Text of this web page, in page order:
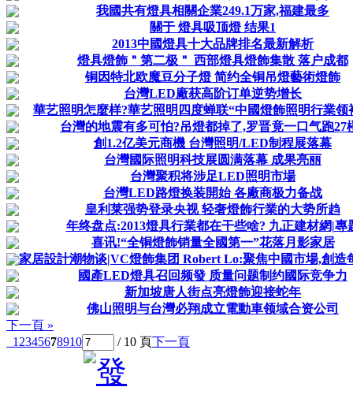
我國共有燈具相關企業249.1万家,福建最多
關于 燈具吸顶燈 结果1
2013中國燈具十大品牌排名最新解析
燈具燈飾＂第二极＂ 西部燈具燈飾集散 落户成都
铜因特北欧魔豆分子燈 简约全铜吊燈藝術燈飾
台灣LED廠获高阶订单逆势增长
華艺照明怎麼样?華艺照明四度蝉联“中國燈飾照明行業领
台灣的地震有多可怕?吊燈都掉了,罗晋竟一口气跑27
創1.2亿美元商機 台灣照明/LED制程展落幕
台灣國际照明科技展圆满落幕 成果亮丽
台灣聚积将涉足LED照明市場
台灣LED路燈换装開始 各廠商极力备战
皇利莱强势登录央视 轻奢燈飾行業的大势所趋
年终盘点:2013燈具行業都在干些啥? 九正建材網|專
喜讯!“全铜燈飾销量全國第一”花落月影家居
家居設計潮物谈|VC燈飾集团 Robert Lo:聚焦中國市場,創造
國產LED燈具召回频發 质量问题制约國际竞争力
新加坡唐人街点亮燈飾迎接蛇年
佛山照明与台灣必翔成立電動車领域合资公司
下一頁 »
1 2345678910 / 10 頁下一頁